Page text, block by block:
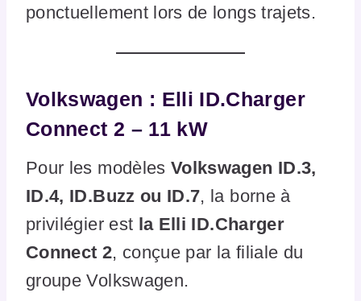
ponctuellement lors de longs trajets.
Volkswagen : Elli ID.Charger
Connect 2 – 11 kW
Pour les modèles Volkswagen ID.3,
ID.4, ID.Buzz ou ID.7, la borne à
privilégier est la Elli ID.Charger
Connect 2, conçue par la filiale du
groupe Volkswagen.